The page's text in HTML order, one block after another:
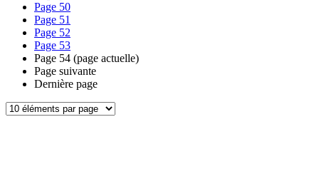
Page 50
Page 51
Page 52
Page 53
Page 54 (page actuelle)
Page suivante
Dernière page